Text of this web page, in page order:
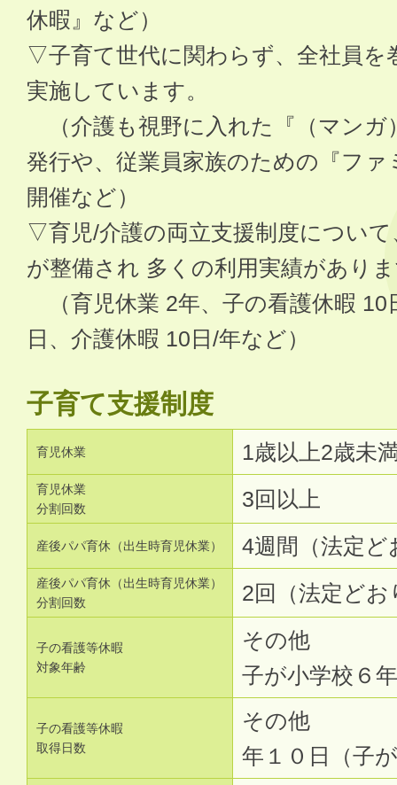
休暇』など）
▽子育て世代に関わらず、全社員を
実施しています。
（介護も視野に入れた『（マンガ
発行や、従業員家族のための『ファ
開催など）
▽育児/介護の両立支援制度につい
が整備され 多くの利用実績があり
（育児休業 2年、子の看護休暇 10
日、介護休暇 10日/年など）
子育て支援制度
育児休業 1歳以上2歳未
育児休業
分割回数
3回以上
産後パパ育休（出生時育児休業） 4週間（法定ど
産後パパ育休（出生時育児休業）
分割回数
2回（法定どお
子の看護等休暇
対象年齢
その他
子が小学校６
子の看護等休暇
取得日数
その他
年１０日（子